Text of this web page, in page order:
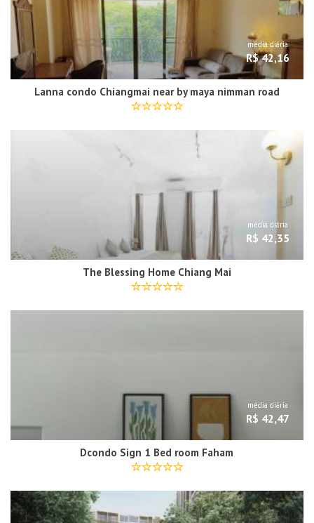
média diária
R$ 42,16
Lanna condo Chiangmai near by maya nimman road
média diária
R$ 42,35
The Blessing Home Chiang Mai
média diária
R$ 42,47
Dcondo Sign 1 Bed room Faham